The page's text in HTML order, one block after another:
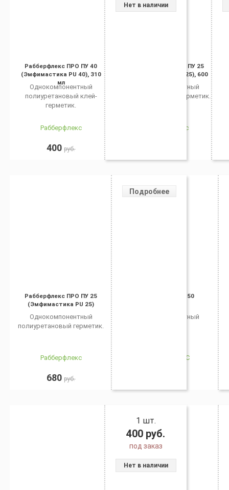
Рабберфлекс ПРО ПУ 40
(Эмфимастика PU 40), 310
мл
Однокомпонентный
полиуретановый клей-
герметик.
Рабберфлекс
400руб.
Нет в наличии
Рабберфлекс ПРО ПУ 25
(Эмфимастика PU 25), 600
Однокомпонентный
полиуретановый герметик.
Рабберфлекс
Рабберфлекс ПРО ПУ 25
(Эмфимастика PU 25)
Однокомпонентный
полиуретановый герметик.
Рабберфлекс
680руб.
Подробнее
Рабберфлекс - 50
Однокомпонентный
РАББЕРФЛЕКС
1 шт.
400 руб.
под заказ
Нет в наличии